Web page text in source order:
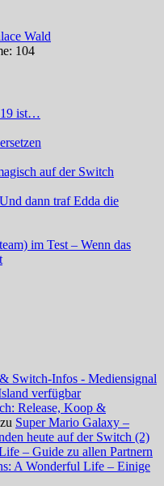
Wald
104
ist…
auf der Switch
dann traf Edda die
im Test – Wenn das
Switch-Infos - Mediensignal
verfügbar
Release, Koop &
zu Super Mario Galaxy –
heute auf der Switch (2)
– Guide zu allen Partnern
A Wonderful Life – Einige